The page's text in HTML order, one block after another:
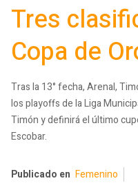
Tres
Copa de
Tras la 13° fecha, Arenal,
los playoffs de la Liga
Timón y definirá el último
Escobar.
Publicado en Femenino